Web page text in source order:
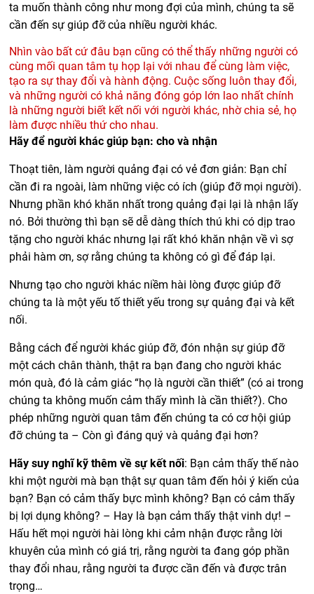
ta muốn thành công như mong đợi của mình, chúng ta sẽ
cần đến sự giúp đỡ của nhiều người khác.
Nhìn vào bất cứ đâu bạn cũng có thể thấy những người có
cùng mối quan tâm tụ họp lại với nhau để cùng làm việc,
tạo ra sự thay đổi và hành động. Cuộc sống luôn thay đổi,
và những người có khả năng đóng góp lớn lao nhất chính
là những người biết kết nối với người khác, nhờ chia sẻ, họ
làm được nhiều thứ cho nhau.
Hãy để người khác giúp bạn: cho và nhận
Thoạt tiên, làm người quảng đại có vẻ đơn giản: Bạn chỉ
cần đi ra ngoài, làm những việc có ích (giúp đỡ mọi người).
Nhưng phần khó khăn nhất trong quảng đại lại là nhận lấy
nó. Bởi thường thì bạn sẽ dễ dàng thích thú khi có dịp trao
tặng cho người khác nhưng lại rất khó khăn nhận về vì sợ
phải hàm ơn, sợ rằng chúng ta không có gì để đáp lại.
Nhưng tạo cho người khác niềm hài lòng được giúp đỡ
chúng ta là một yếu tố thiết yếu trong sự quảng đại và kết
nối.
Bằng cách để người khác giúp đỡ, đón nhận sự giúp đỡ
một cách chân thành, thật ra bạn đang cho người khác
món quà, đó là cảm giác “họ là người cần thiết” (có ai trong
chúng ta không muốn cảm thấy mình là cần thiết?). Cho
phép những người quan tâm đến chúng ta có cơ hội giúp
đỡ chúng ta – Còn gì đáng quý và quảng đại hơn?
Hãy suy nghĩ kỹ thêm về sự kết nối: Bạn cảm thấy thế nào
khi một người mà bạn thật sự quan tâm đến hỏi ý kiến của
bạn? Bạn có cảm thấy bực mình không? Bạn có cảm thấy
bị lợi dụng không? – Hay là bạn cảm thấy thật vinh dự! –
Hấu hết mọi người hài lòng khi cảm nhận được rằng lời
khuyên của mình có giá trị, rằng người ta đang góp phần
thay đổi nhau, rằng người ta được cần đến và được trân
trọng…